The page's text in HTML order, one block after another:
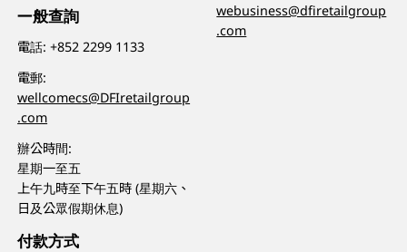
一般查詢
電話:+852 2299 1133
電郵:
wellcomecs@DFIretailgroup
.com
辦公時間:
星期一至五
上午九時至下午五時 (星期六、
日及公眾假期休息)
webusiness@dfiretailgroup
.com
付款方式